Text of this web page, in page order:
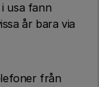
usa fann
år bara via
från